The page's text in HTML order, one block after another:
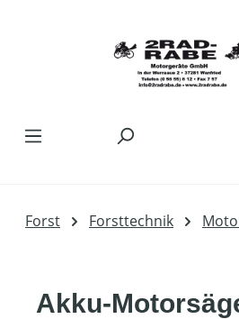
Forst Forsttechnik
Akku-